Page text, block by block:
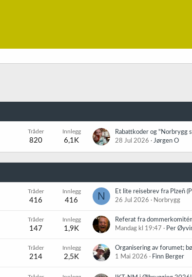
Tråder
820
Innlegg
6,1K
28 Jul 2026
Jørgen O
Tråder
416
Innlegg
416 N
Et lite reisebrev fra Plzeň
26 Jul 2026
Norbrygg
Tråder
147
Innlegg
1,9K
Referat fra
Mandag kl 19:47
Per
Tråder
214
Innlegg
2,5K
1 Mai 2026
Finn Berger